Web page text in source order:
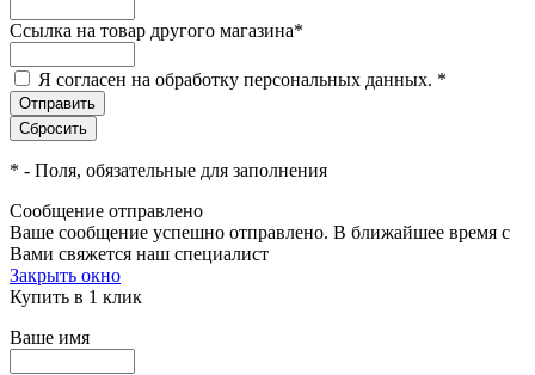
Ссылка на товар другого магазина*
Я согласен на обработку персональных данных. *
* - Поля, обязательные для заполнения
Сообщение отправлено
Ваше сообщение успешно отправлено. В ближайшее время с
Вами свяжется наш специалист
Закрыть окно
Купить в 1 клик
Ваше имя